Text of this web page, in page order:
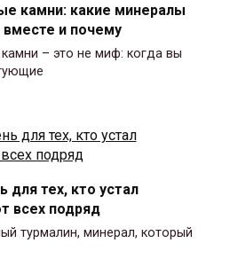
камни: какие минералы
вместе и почему
– это не миф: когда вы
тех, кто устал
всех подряд
турмалин, минерал, который